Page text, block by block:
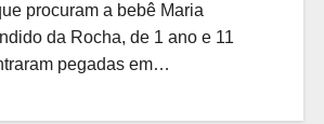
procuram a bebê Maria
da Rocha, de 1 ano e 11
pegadas em…